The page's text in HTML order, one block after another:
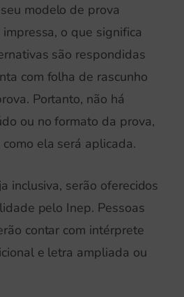
modelo de prova
o que significa
são respondidas
com folha de rascunho
Portanto, não há
ou no formato da prova,
ela será aplicada.
inclusiva, serão oferecidos
pelo Inep. Pessoas
contar com intérprete
e letra ampliada ou